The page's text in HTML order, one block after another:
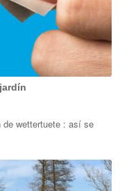
de wettertuete : así se